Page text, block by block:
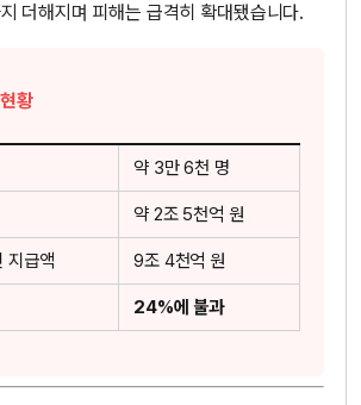
더해지며 피해는 급격히 확대됐습니다.
황
약 3만 6천 명
약 2조 5천억 원
지급액 9조 4천억 원
24%에 불과